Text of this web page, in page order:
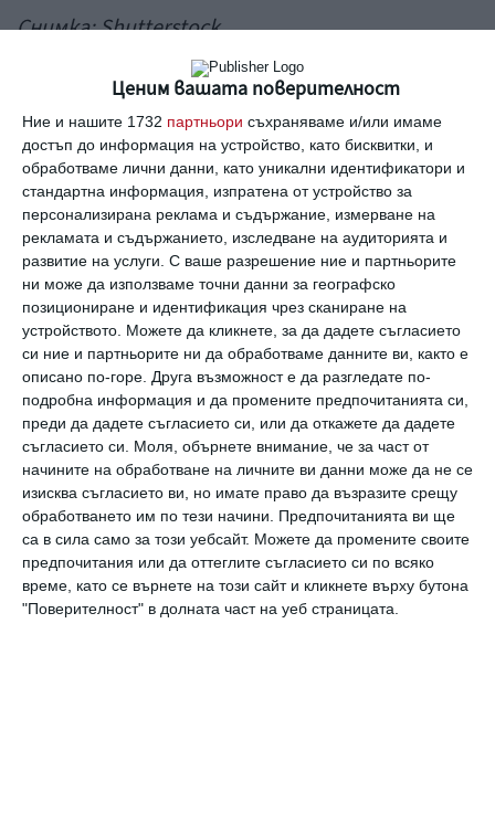
Ценим вашата поверителност
Ние и нашите 1732 партньори съхраняваме и/или имаме
достъп до информация на устройство, като бисквитки, и
обработваме лични данни, като уникални идентификатори и
стандартна информация, изпратена от устройство за
персонализирана реклама и съдържание, измерване на
рекламата и съдържанието, изследване на аудиторията и
развитие на услуги. С ваше разрешение ние и партньорите
ни може да използваме точни данни за географско
позициониране и идентификация чрез сканиране на
устройството. Можете да кликнете, за да дадете съгласието
си ние и партньорите ни да обработваме данните ви, както е
описано по-горе. Друга възможност е да разгледате по-
подробна информация и да промените предпочитанията си,
преди да дадете съгласието си, или да откажете да дадете
съгласието си. Моля, обърнете внимание, че за част от
начините на обработване на личните ви данни може да не се
изисква съгласието ви, но имате право да възразите срещу
обработването им по тези начини. Предпочитанията ви ще
са в сила само за този уебсайт. Можете да промените своите
предпочитания или да оттеглите съгласието си по всяко
време, като се върнете на този сайт и кликнете върху бутона
"Поверителност" в долната част на уеб страницата.
Снимка:Shutterstock
Семействата поставят пример за
отношенията
Първите връзки, които едно дете изгражда,
са с родителите, братята и сестрите.
Независимо дали са здрави или не, тези
взаимоотношения осигуряват модел как ще
изглеждат бъдещите. Често това не е
съзнателно решение, но за добро или лошо,
хората избират партньори и приятели на
базата на някакво подобие с членове от
семейството.
Опора в трудните моменти
Когато животът стане труден, хората се